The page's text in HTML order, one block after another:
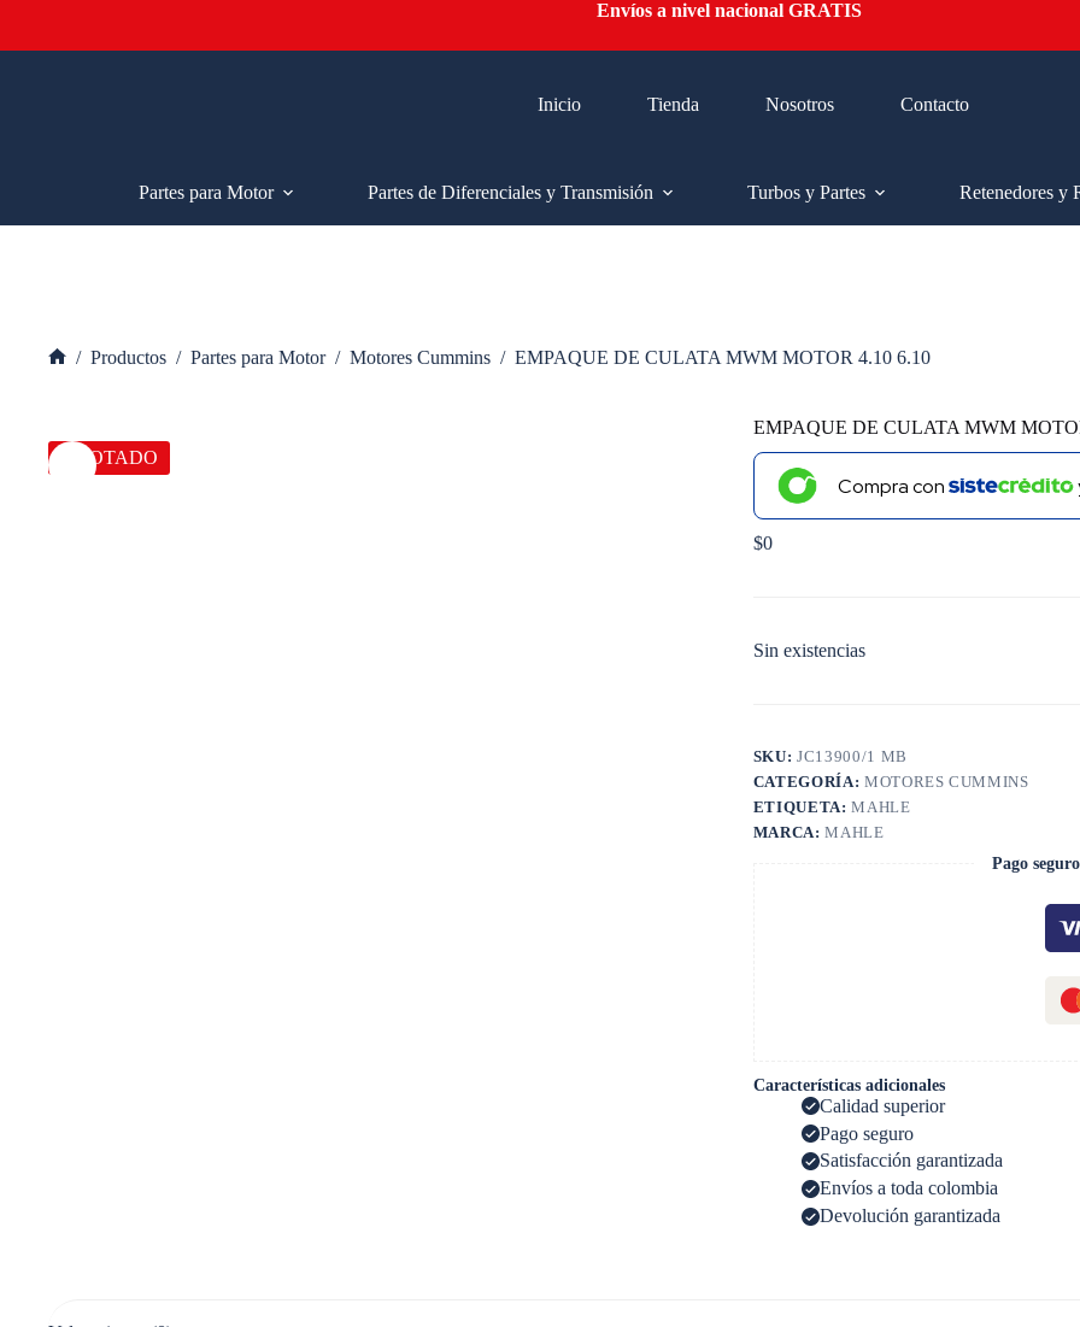
contenido
Envíos a nivel nacional GRATIS
Inicio Tienda Nosotros Contacto
Partes para Motor
Partes de Diferenciales y Transmisión Turbos y Partes Retenedores y
/ Productos / Partes para Motor / Motores Cummins / EMPAQUE DE CULATA MWM MOTOR 4.10 6.10
AGOTADO
EMPAQUE DE CULATA MWM
Compra con
$0
Sin existencias
SKU:JC13900/1 MB
CATEGORÍA: MOTORES CUMMINS
ETIQUETA:MAHLE
MARCA:MAHLE
Pago
Características adicionales
Calidad superior
Pago seguro
Satisfacción garantizada
Envíos a toda colombia
Devolución garantizada